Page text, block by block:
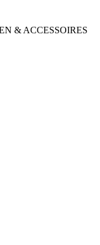
& ACCESSOIRES